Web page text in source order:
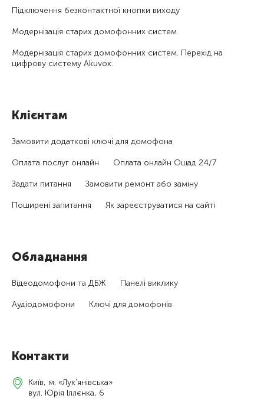
Підключення безконтактної кнопки виходу
Модернізація старих домофонних систем
Модернізація старих домофонних систем. Перехід на
цифрову систему Akuvox.
Клієнтам
Замовити додаткові ключі для домофона
Оплата послуг онлайн Оплата онлайн Ощад 24/7
Задати питання Замовити ремонт або заміну
Поширені запитання Як зареєструватися на сайті
Обладнання
Відеодомофони та ДБЖ Панелі виклику
Аудіодомофони Ключі для домофонів
Контакти
Київ, м. «Лук'янівська»
вул. Юрія Іллєнка, 6